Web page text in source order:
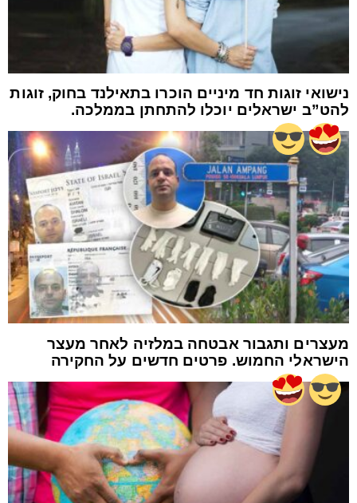
נישואי זוגות חד מיניים הוכרו בתאילנד בחוק, זוגות
להט”ב ישראלים יוכלו להתחתן בממלכה.
מעצרים ותגבור אבטחה במלזיה לאחר מעצר
הישראלי החמוש. פרטים חדשים על החקירה